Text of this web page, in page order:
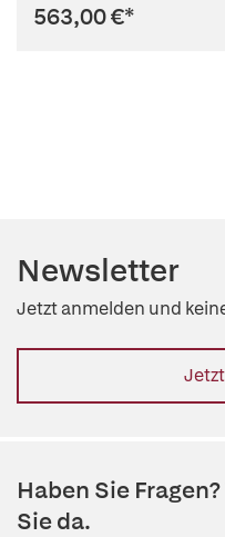
563,00 €*
Newsletter
Jetzt anmelden und
Haben Sie
Sie da.